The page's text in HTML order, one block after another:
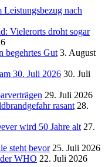
nach
Vielerorts droht sogar
begehrtes Gut 3. August
30. Juli 2026 30. Juli
29. Juli 2026
rasant 28.
wird 50 Jahre alt 27.
steht bevor 25. Juli 2026
WHO 22. Juli 2026